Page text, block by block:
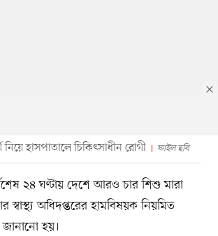
হাসপাতালে চিকিৎসাধীন রোগী ফাইল ছবি
২৪ ঘণ্টায় দেশে আরও চার শিশু মারা
অধিদপ্তরের হামবিষয়ক নিয়মিত
হয়।